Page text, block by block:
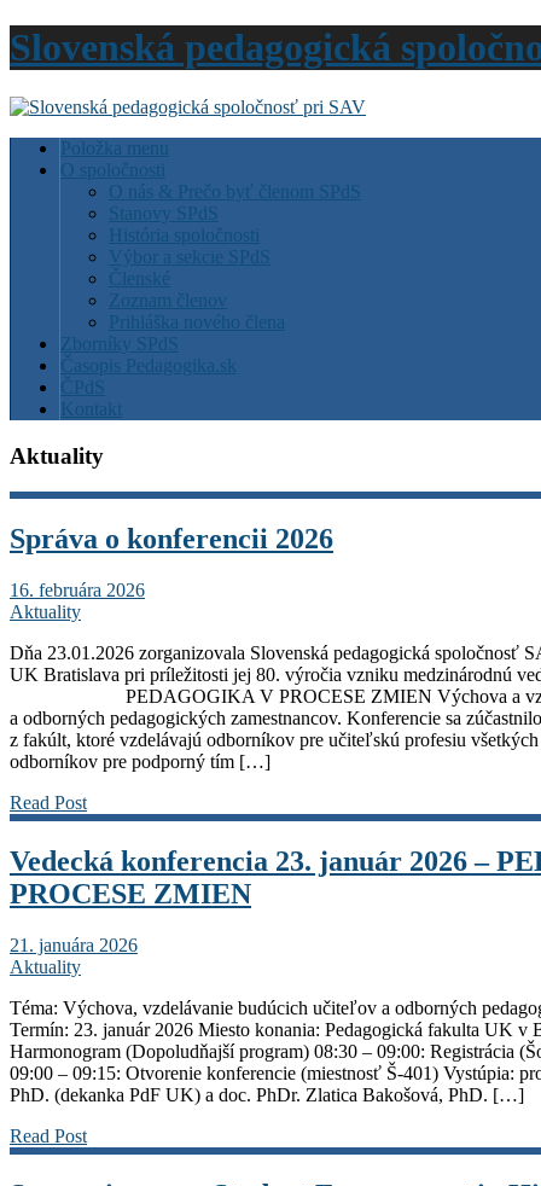
Slovenská pedagogická
Položka menu
O spoločnosti
O nás & Prečo byť členom SPdS
Stanovy SPdS
História spoločnosti
Výbor a sekcie SPdS
Členské
Zoznam členov
Prihláška nového člena
Zborníky SPdS
Časopis Pedagogika.sk
ČPdS
Kontakt
Aktuality
Správa o konferencii 2026
16. februára 2026
Aktuality
Dňa 23.01.2026 zorganizovala Slovenská pedagogická spoločnosť
UK Bratislava pri príležitosti jej 80. výročia vzniku medzinárodnú
PEDAGOGIKA V PROCESE ZMIEN Výchova a
a odborných pedagogických zamestnancov. Konferencie sa
z fakúlt, ktoré vzdelávajú odborníkov pre učiteľskú profesiu
odborníkov pre podporný tím […]
Read Post
Vedecká konferencia 23. január 2026 –
PROCESE ZMIEN
21. januára 2026
Aktuality
Téma: Výchova, vzdelávanie budúcich učiteľov a odborných
Termín: 23. január 2026 Miesto konania: Pedagogická fakulta UK v
Harmonogram (Dopoludňajší program) 08:30 – 09:00: Registrácia
09:00 – 09:15: Otvorenie konferencie (miestnosť Š-401) Vystúpia:
PhD. (dekanka PdF UK) a doc. PhDr. Zlatica Bakošová, PhD. […]
Read Post